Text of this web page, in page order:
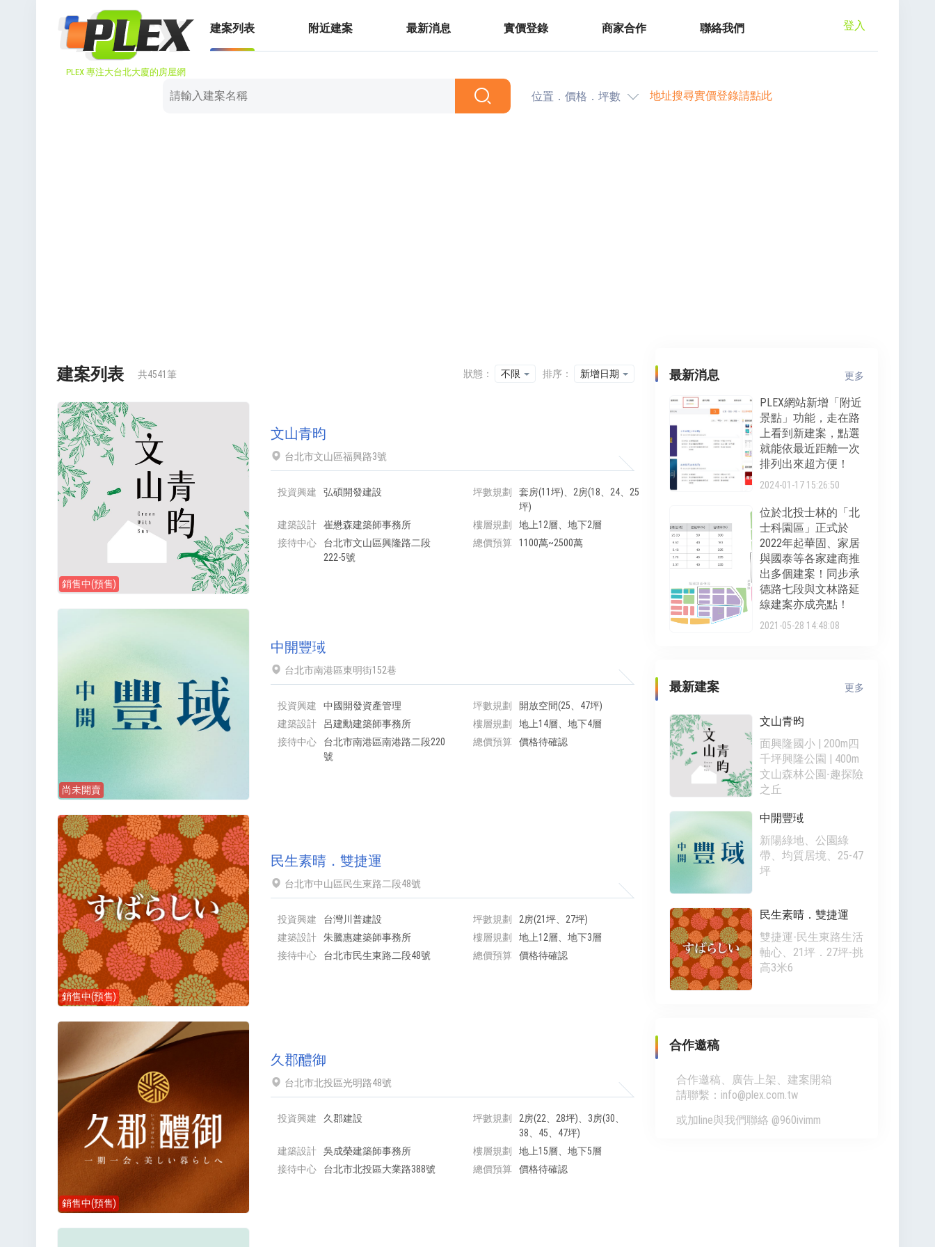
PLEX 專注大台北大廈的房屋網
建案列表 附近建案 最新消息 實價登錄 商家合作 聯絡我們 登入
位置．價格．坪數 地址搜尋實價登錄請點此
最新消息 更多
PLEX網站新增「附近
景點」功能，走在路
上看到新建案，點選
就能依最近距離一次
排列出來超方便！
2024-01-17 15:26:50
位於北投士林的「北
士科園區」正式於
2022年起華固、家居
與國泰等各家建商推
出多個建案！同步承
德路七段與文林路延
線建案亦成亮點！
2021-05-28 14:48:08
最新建案 更多
文山青昀
面興隆國小 | 200m四
千坪興隆公園 | 400m
文山森林公園-趣探險
之丘
中開豐琙
新陽綠地、公園綠
帶、均質居境、25-47
坪
民生素晴．雙捷運
雙捷運-民生東路生活
軸心、21坪．27坪-挑
高3米6
合作邀稿
合作邀稿、廣告上架、建案開箱
請聯繫：info@plex.com.tw
或加line與我們聯絡 @960ivimm
建案列表 共4541筆 狀態： 不限 排序： 新增日期
銷售中(預售)
文山青昀
台北市文山區福興路3號
投資興建 弘碩開發建設 坪數規劃
套房(11坪)、2房(18、24、25
坪)
建築設計
崔懋森建築師事務所 樓層規劃
地上12層、地下2層
接待中心
台北市文山區興隆路二段
222-5號
總價預算 1100萬~2500萬
尚未開賣
中開豐琙
台北市南港區東明街152巷
投資興建 中國開發資產管理 坪數規劃
開放空間(25、47坪)
建築設計
呂建勳建築師事務所 樓層規劃
地上14層、地下4層
接待中心
台北市南港區南港路二段220
號
總價預算 價格待確認
銷售中(預售)
民生素晴．雙捷運
台北市中山區民生東路二段48號
投資興建 台灣川普建設 坪數規劃
2房(21坪、27坪)
建築設計
朱騰惠建築師事務所 樓層規劃
地上12層、地下3層
接待中心
台北市民生東路二段48號 總價預算 價格待確認
銷售中(預售)
久郡醴御
台北市北投區光明路48號
投資興建 久郡建設 坪數規劃
2房(22、28坪)、3房(30、
38、45、47坪)
建築設計
吳成榮建築師事務所 樓層規劃
地上15層、地下5層
接待中心
台北市北投區大業路388號 總價預算 價格待確認